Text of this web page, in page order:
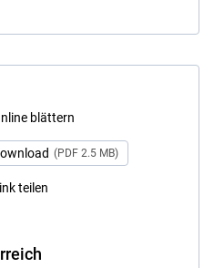
blättern
(PDF 2.5 MB)
teilen